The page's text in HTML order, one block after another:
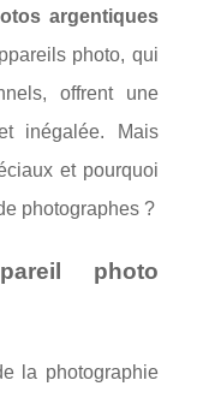
argentiques
photo, qui
offrent une
inégalée. Mais
et pourquoi
photographes ?
photo
la photographie